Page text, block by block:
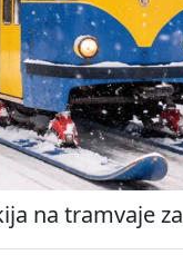
na tramvaje